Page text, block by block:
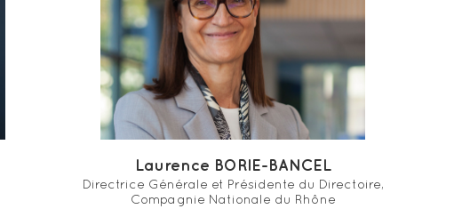
Laurence BORIE-BANCEL
Directrice Générale et Présidente du Directoire,
Compagnie Nationale du Rhône